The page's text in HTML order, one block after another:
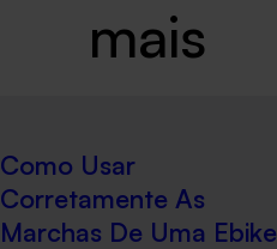
mais
Como Usar
Corretamente As
Marchas De Uma Ebike